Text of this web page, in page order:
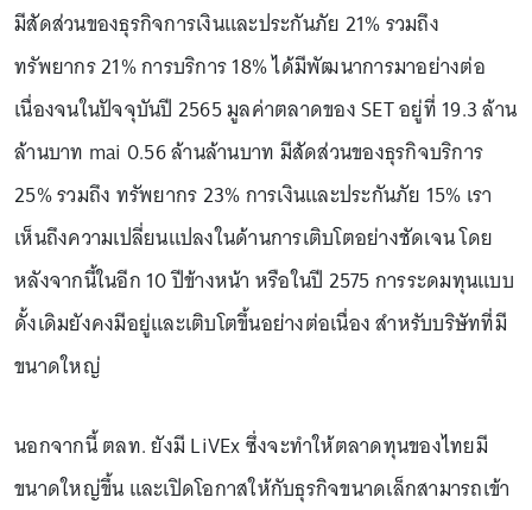
มีสัดส่วนของธุรกิจการเงินและประกันภัย 21% รวมถึง
ทรัพยากร 21% การบริการ 18% ได้มีพัฒนาการมาอย่างต่อ
เนื่องจนในปัจจุบันปี 2565 มูลค่าตลาดของ SET อยู่ที่ 19.3 ล้าน
ล้านบาท mai 0.56 ล้านล้านบาท มีสัดส่วนของธุรกิจบริการ
25% รวมถึง ทรัพยากร 23% การเงินและประกันภัย 15% เรา
เห็นถึงความเปลี่ยนแปลงในด้านการเติบโตอย่างชัดเจน โดย
หลังจากนี้ในอีก 10 ปีข้างหน้า หรือในปี 2575 การระดมทุนแบบ
ดั้งเดิมยังคงมีอยู่และเติบโตขึ้นอย่างต่อเนื่อง สำหรับบริษัทที่มี
ขนาดใหญ่
นอกจากนี้ ตลท. ยังมี LiVEx ซึ่งจะทำให้ตลาดทุนของไทยมี
ขนาดใหญ่ขึ้น และเปิดโอกาสให้กับธุรกิจขนาดเล็กสามารถเข้า